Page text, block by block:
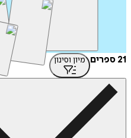
מיון וסינון